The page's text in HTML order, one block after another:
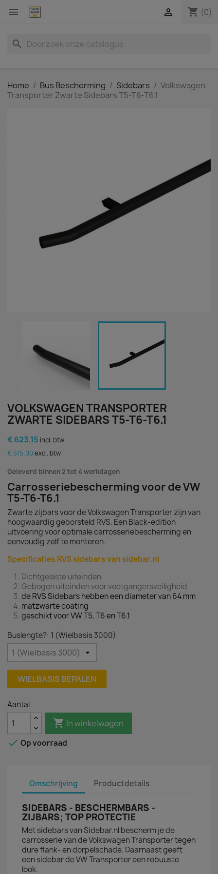
 shopping_cart (0)

search
Home Bus Bescherming Sidebars
Volkswagen
Transporter Zwarte Sidebars T5-T6-T6.1
VOLKSWAGEN TRANSPORTER
ZWARTE SIDEBARS T5-T6-T6.1
€ 623,15 incl. btw
€ 515,00 excl. btw
Geleverd binnen 2 tot 4 werkdagen
Carrosseriebescherming voor de VW
T5-T6-T6.1
Zwarte zijbars voor de Volkswagen Transporter zijn van
hoogwaardig geborsteld RVS. Een Black-edition
uitvoering voor optimale carrosseriebescherming en
eenvoudig zelf te monteren.
Specificaties RVS sidebars van sidebar.nl
Dichtgelaste uiteinden
Gebogen uiteinden voor voetgangersveiligheid
de RVS Sidebars hebben een diameter van 64 mm
matzwarte coating
geschikt voor VW T5, T6 en T6.1
Buslengte?: 1 (Wielbasis 3000)
WIELBASIS BEPALEN
Aantal
 In winkelwagen
 Op voorraad
Omschrijving Productdetails
SIDEBARS - BESCHERMBARS -
ZIJBARS; TOP PROTECTIE
Met sidebars van Sidebar.nl bescherm je de
carrosserie van de Volkswagen Transporter tegen
dure flank- en dorpelschade. Daarnaast geeft
een sidebar de VW Transporter een robuuste
look.